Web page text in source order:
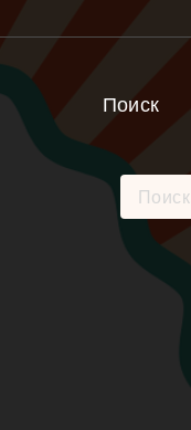
Поиск
Найти: